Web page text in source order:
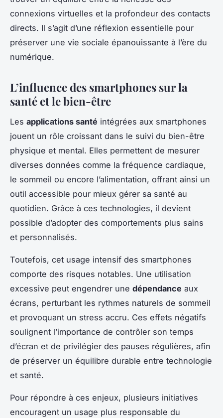
connexions virtuelles et la profondeur des contacts
directs. Il s’agit d’une réflexion essentielle pour
préserver une vie sociale épanouissante à l’ère du
numérique.
L’influence des smartphones sur la
santé et le bien-être
Les applications santé intégrées aux smartphones
jouent un rôle croissant dans le suivi du bien-être
physique et mental. Elles permettent de mesurer
diverses données comme la fréquence cardiaque,
le sommeil ou encore l’alimentation, offrant ainsi un
outil accessible pour mieux gérer sa santé au
quotidien. Grâce à ces technologies, il devient
possible d’adopter des comportements plus sains
et personnalisés.
Toutefois, cet usage intensif des smartphones
comporte des risques notables. Une utilisation
excessive peut engendrer une dépendance aux
écrans, perturbant les rythmes naturels de sommeil
et provoquant un stress accru. Ces effets négatifs
soulignent l’importance de contrôler son temps
d’écran et de privilégier des pauses régulières, afin
de préserver un équilibre durable entre technologie
et santé.
Pour répondre à ces enjeux, plusieurs initiatives
encouragent un usage plus responsable du